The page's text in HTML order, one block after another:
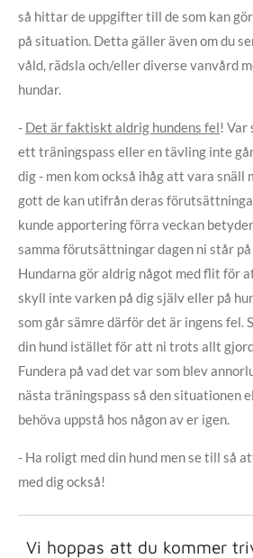
så hittar de uppgifter till de som kan
på situation. Detta gäller även om du
våld, rädsla och/eller diverse vanvård
hundar.
- Det är faktiskt aldrig hundens fel! Var
ett träningspass eller en tävling inte
dig - men kom också ihåg att vara snäll
gott de kan utifrån deras
kunde apportering förra veckan
samma förutsättningar dagen ni står
Hundarna gör aldrig något med flit för
skyll inte varken på dig själv eller på
som går sämre därför det är ingens fel.
din hund istället för att ni trots allt
Fundera på vad det var som blev
nästa träningspass så den situationen
behöva uppstå hos någon av er igen.
- Ha roligt med din hund men se till så
med dig också!
Vi hoppas att du kommer